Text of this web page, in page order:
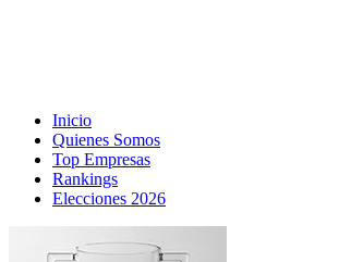
Inicio
Quienes Somos
Top Empresas
Rankings
Elecciones 2026